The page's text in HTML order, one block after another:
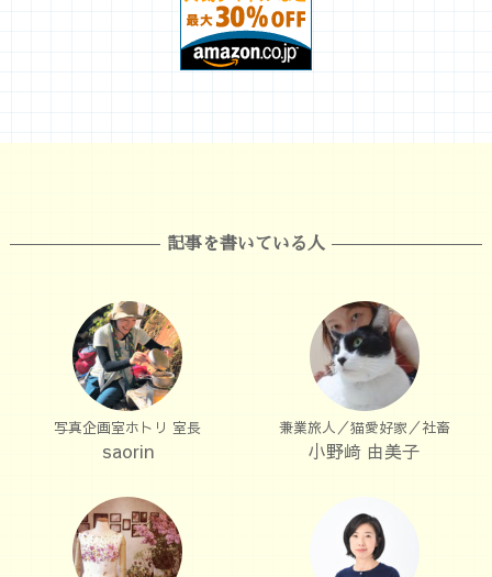
記事を書いている人
写真企画室ホトリ 室長
saorin
兼業旅人／猫愛好家／社畜
小野﨑 由美子